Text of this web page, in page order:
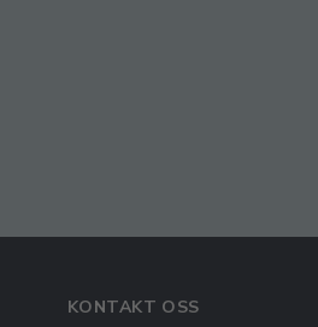
KONTAKT OSS